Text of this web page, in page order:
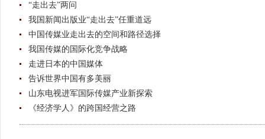
“走出去”两问
我国新闻出版业“走出去”任重道远
中国传媒业走出去的空间和路径选择
我国传媒的国际化竞争战略
走进日本的中国媒体
告诉世界中国有多美丽
山东电视进军国际传媒产业新探索
《经济学人》的跨国经营之路